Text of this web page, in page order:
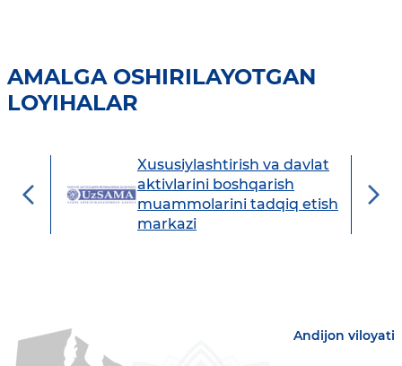
AMALGA OSHIRILAYOTGAN
LOYIHALAR
Xususiylashtirish va davlat
aktivlarini boshqarish
muammolarini tadqiq etish
markazi
Andijon viloyati